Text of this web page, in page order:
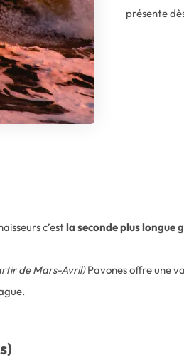
présente
c’estla seconde plus longue
de Mars-Avril)Pavones offre une